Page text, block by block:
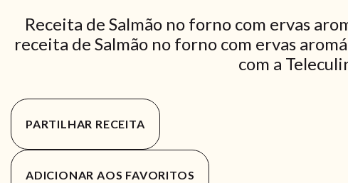
Receita de Salmão no forno com ervas
receita de Salmão no forno com ervas
com a
PARTILHAR RECEITA
ADICIONAR AOS FAVORITOS